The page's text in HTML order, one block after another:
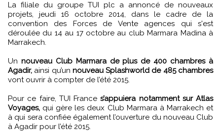
La filiale du groupe TUI plc a annoncé de nouveaux
projets, jeudi 16 octobre 2014, dans le cadre de la
convention des Forces de Vente agences qui s'est
déroulée du 14 au 17 octobre au club Marmara Madina à
Marrakech.
Un nouveau Club Marmara de plus de 400 chambres à
Agadir, ainsi qu’un nouveau Splashworld de 485 chambres
vont ouvrir à compter de l’été 2015.
Pour ce faire, TUI Frances’appuiera notamment sur Atlas
Voyages, qui gère les deux Club Marmara à Marrakech et
à qui sera confiée également l’ouverture du nouveau Club
à Agadir pour l’été 2015.